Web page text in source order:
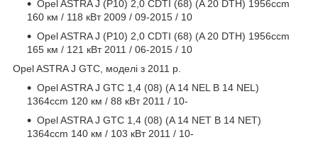
Opel ASTRA J (P10) 2,0 CDTI (68) (A 20 DTH) 1956ccm
160 км / 118 кВт 2009 / 09-2015 / 10
Opel ASTRA J (P10) 2,0 CDTI (68) (A 20 DTH) 1956ccm
165 км / 121 кВт 2011 / 06-2015 / 10
Opel ASTRA J GTC, моделі з 2011 р.
Opel ASTRA J GTC 1,4 (08) (A 14 NEL B 14 NEL)
1364ccm 120 км / 88 кВт 2011 / 10-
Opel ASTRA J GTC 1,4 (08) (A 14 NET B 14 NET)
1364ccm 140 км / 103 кВт 2011 / 10-